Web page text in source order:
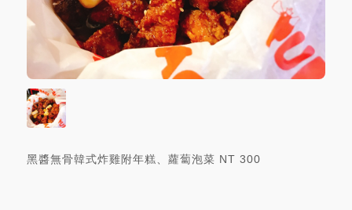
黑醬無骨韓式炸雞附年糕、蘿蔔泡菜 NT 300